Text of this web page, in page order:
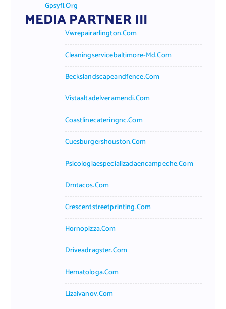
Gpsyfl.org
MEDIA PARTNER III
Vwrepairarlington.com
Cleaningservicebaltimore-Md.com
Beckslandscapeandfence.com
Vistaaltadelveramendi.com
Coastlinecateringnc.com
Cuesburgershouston.com
Psicologiaespecializadaencampeche.com
Dmtacos.com
Crescentstreetprinting.com
Hornopizza.com
Driveadragster.com
Hematologa.com
Lizaivanov.com